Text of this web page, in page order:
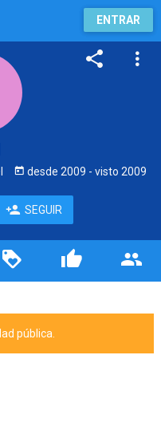
ENTRAR
desde 2009 - visto 2009
SEGUIR
pública.